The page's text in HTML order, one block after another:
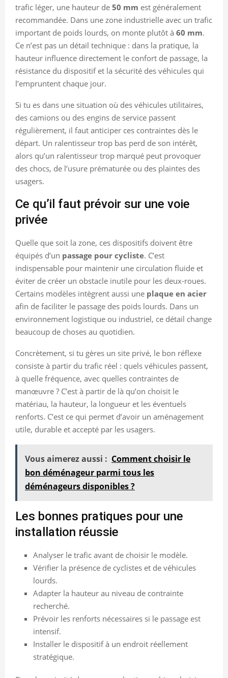
trafic léger, une hauteur de 50 mm est généralement
recommandée. Dans une zone industrielle avec un trafic
important de poids lourds, on monte plutôt à 60 mm.
Ce n’est pas un détail technique : dans la pratique, la
hauteur influence directement le confort de passage, la
résistance du dispositif et la sécurité des véhicules qui
l’empruntent chaque jour.
Si tu es dans une situation où des véhicules utilitaires,
des camions ou des engins de service passent
régulièrement, il faut anticiper ces contraintes dès le
départ. Un ralentisseur trop bas perd de son intérêt,
alors qu’un ralentisseur trop marqué peut provoquer
des chocs, de l’usure prématurée ou des plaintes des
usagers.
Ce qu’il faut prévoir sur une voie
privée
Quelle que soit la zone, ces dispositifs doivent être
équipés d’un passage pour cycliste. C’est
indispensable pour maintenir une circulation fluide et
éviter de créer un obstacle inutile pour les deux-roues.
Certains modèles intègrent aussi une plaque en acier
afin de faciliter le passage des poids lourds. Dans un
environnement logistique ou industriel, ce détail change
beaucoup de choses au quotidien.
Concrètement, si tu gères un site privé, le bon réflexe
consiste à partir du trafic réel : quels véhicules passent,
à quelle fréquence, avec quelles contraintes de
manœuvre ? C’est à partir de là qu’on choisit le
matériau, la hauteur, la longueur et les éventuels
renforts. C’est ce qui permet d’avoir un aménagement
utile, durable et accepté par les usagers.
Vous aimerez aussi : Comment choisir le
bon déménageur parmi tous les
déménageurs disponibles ?
Les bonnes pratiques pour une
installation réussie
Analyser le trafic avant de choisir le modèle.
Vérifier la présence de cyclistes et de véhicules
lourds.
Adapter la hauteur au niveau de contrainte
recherché.
Prévoir les renforts nécessaires si le passage est
intensif.
Installer le dispositif à un endroit réellement
stratégique.